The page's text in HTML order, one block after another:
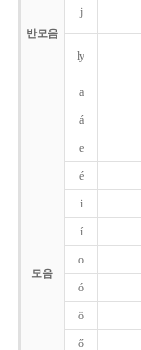
반모음
j
ly
모음
a
á
e
é
i
í
o
ó
ö
ő